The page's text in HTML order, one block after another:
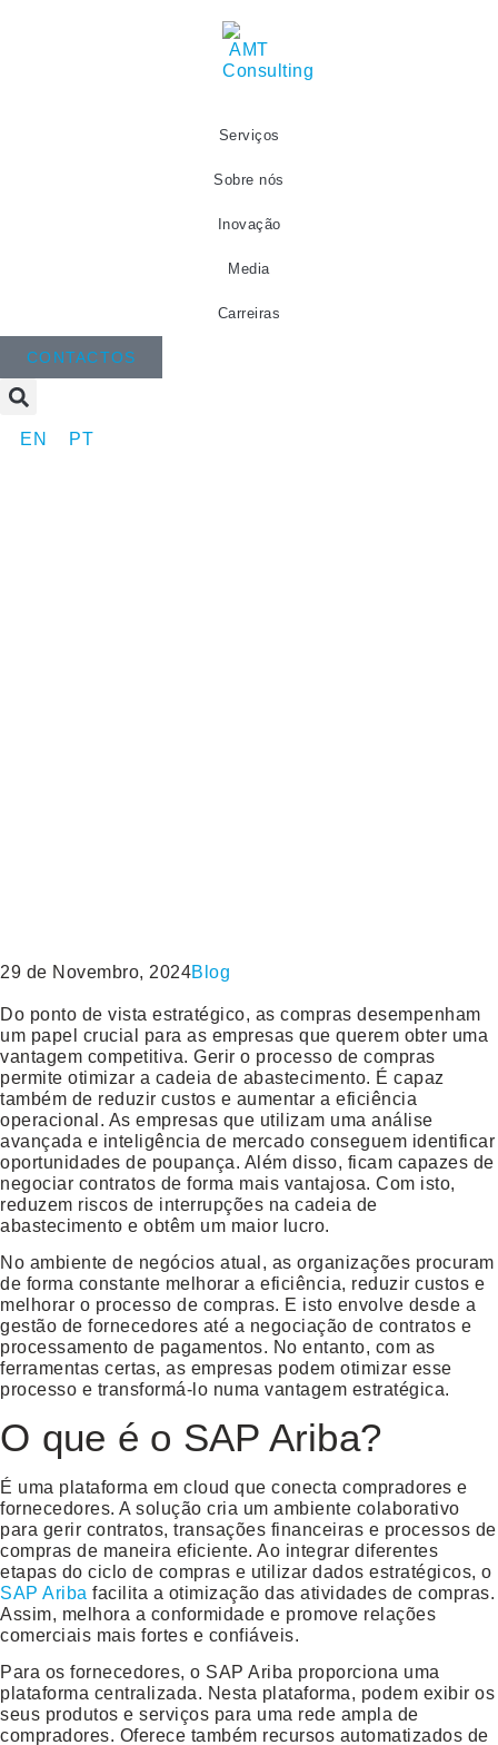
Serviços
Sobre nós
Inovação
Media
Carreiras
CONTACTOS
EN PT
29 de Novembro, 2024Blog
Do ponto de vista estratégico, as compras desempenham
um papel crucial para as empresas que querem obter uma
vantagem competitiva. Gerir o processo de compras
permite otimizar a cadeia de abastecimento. É capaz
também de reduzir custos e aumentar a eficiência
operacional. As empresas que utilizam uma análise
avançada e inteligência de mercado conseguem identificar
oportunidades de poupança. Além disso, ficam capazes de
negociar contratos de forma mais vantajosa. Com isto,
reduzem riscos de interrupções na cadeia de
abastecimento e obtêm um maior lucro.
No ambiente de negócios atual, as organizações procuram
de forma constante melhorar a eficiência, reduzir custos e
melhorar o processo de compras. E isto envolve desde a
gestão de fornecedores até a negociação de contratos e
processamento de pagamentos. No entanto, com as
ferramentas certas, as empresas podem otimizar esse
processo e transformá-lo numa vantagem estratégica.
O que é o SAP Ariba?
É uma plataforma em cloud que conecta compradores e
fornecedores. A solução cria um ambiente colaborativo
para gerir contratos, transações financeiras e processos de
compras de maneira eficiente. Ao integrar diferentes
etapas do ciclo de compras e utilizar dados estratégicos, o
SAP Ariba facilita a otimização das atividades de compras.
Assim, melhora a conformidade e promove relações
comerciais mais fortes e confiáveis.
Para os fornecedores, o SAP Ariba proporciona uma
plataforma centralizada. Nesta plataforma, podem exibir os
seus produtos e serviços para uma rede ampla de
compradores. Oferece também recursos automatizados de